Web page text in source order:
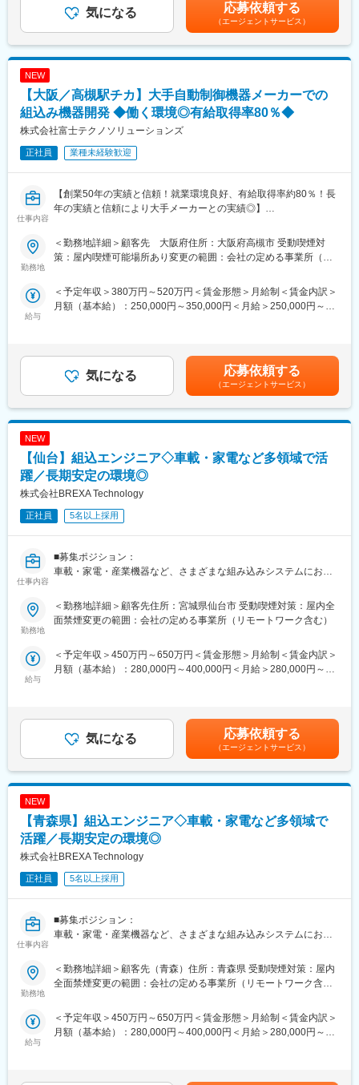
部分の開発をお任せします。
・遊技機の抽選・サウンド・ランプ・役物（可動体）の制御プロ
将来的には、同社のディレクターとして受託案件の企画からメン
バーマネジメントもお任せしたいと考えております。
同社では、大手メーカーからの受託を受け、アニメやゲーム版権
ようになった14年前に、
据え置き型ゲーム機器向けのソフトウェアおよび開発のノウハウ
以降、同社の開発力は業界で評価を受け、現在は大手メーカーか
らの安定的にアニメやゲーム版権の遊技機開発を依頼を受けてい
変更の範囲：会社の定める業務
に応じて、成功報酬（インセンティブ）が支給されます。年間30
万～100万円程度 ※目安■条件面は年齢・経験・能力を考慮しご
提示させていただきます。賃金はあくまでも目安の金額であり、
選考を通じて上下する可能性があります。月給(月額)は固定手当を
気になる 応募依頼する
（エージェントサービス）
NEW
【大阪／高槻駅チカ】大手自動制御機器メーカーでの
組込み機器開発 ◆働く環境◎有給取得率80％◆
株式会社富士テクノソリューションズ
正社員 業種未経験歓迎
仕事内容
【創業50年の実績と信頼！就業環境良好、有給取得率約80％！長
年の実績と信頼により大手メーカーとの実績◎】
大手自動制御機器メーカーでの測定機器に接続するPCアプリケー
ション開発をお任せいたします。
■対象物：
FA（ファクトリー・オートメーション）用センサ、測定器、画像
既存機種ソースをベースとした、機能拡張対応、または新規機種
開発
バーコードやQRコードを生成するライブラリの保守、新規機能対
応
またはC言語による既存コードの理解ができる方には、
50代の現場リーダーの指導のもと、設計フェーズからご参画い
ただきます。
スキルに応じては、テスト工程からスタートしていただく場合
もございます。
C、C++、git
◎若手エンジニアも活躍中！第二新卒の方も歓迎です。
（1）フォロー体制
・就業開始後は、一人ひとりに営業担当および当社所属長が必ず
わせて面談のペースは調整しています。
（2）月報システムの導入
・月に一度、web上で健康状態や仕事の負荷状況、業務内容を申
請していただくシステムを導入しています。
ます。
（3）安心の評価制度
・当社は職能によるグレード制で、年間目標を設定し評価を行う
制度を取り入れています。
・自己評価の上に、就業先で実施するアンケートや担当者へのヒ
アリングと、当社所属長の判断、また査定会議で評価が決定しま
す。
・評価基準やプロセスが明確で、がんばりがきちんと評価されま
■企業概要：
・当社は(株)富士テクノホールディングス（東証TOKYO Pro
業会社です。
・1976年創業以来培ってきた技術力で、大手製造メーカ（産業機
勤務地
＜勤務地詳細＞顧客先 大阪府住所：大阪府高槻市 受動喫煙対
策：屋内喫煙可能場所あり変更の範囲：会社の定める事業所（リ
給与
＜予定年収＞380万円～520万円＜賃金形態＞月給制＜賃金内訳＞
月額（基本給）：250,000円～350,000円＜月給＞250,000円～
までも目安の金額であり、選考を通じて上下する可能性がありま
す。月給(月額)は固定手当を含めた表記です。
気になる 応募依頼する
（エージェントサービス）
NEW
【仙台】組込エンジニア◇車載・家電など多領域で活
躍／長期安定の環境◎
株式会社BREXA Technology
正社員 5名以上採用
仕事内容
■募集ポジション：
車載・家電・産業機器など、さまざまな組み込みシステムにおけ
ってきた経験を活かしながら、安定した環境で長期的に活躍いた
だけます。
◇仕様理解・調査
・機能・ロジックの整理
・UML／PlantUML を用いたモデル作成
◇検証・解析
・単体／結合テストの設計・実施
・軽微なコード修正（処理単位の補完など）
◇車載エアコン制御ソフトウェアの開発
◇次世代カーナビゲーションシステム制御ソフトウェアの開発
◇半導体製造装置の制御ソフトウェアの開発
■当社の魅力ポイント：
◇長期で安心して働ける環境
・長期案件が多く、安定した参画が可能
◇経験が活きる工程が中心
◇幅広い組み込み案件への参画機会
・車載・家電・産業機器・IoTなど多領域を担当
変更の範囲：会社の定める業務
勤務地
＜勤務地詳細＞顧客先住所：宮城県仙台市 受動喫煙対策：屋内全
面禁煙変更の範囲：会社の定める事業所（リモートワーク含む）
給与
＜予定年収＞450万円～650万円＜賃金形態＞月給制＜賃金内訳＞
月額（基本給）：280,000円～400,000円＜月給＞280,000円～
性があります。月給(月額)は固定手当を含めた表記です。
気になる 応募依頼する
（エージェントサービス）
NEW
【青森県】組込エンジニア◇車載・家電など多領域で
活躍／長期安定の環境◎
株式会社BREXA Technology
正社員 5名以上採用
仕事内容
■募集ポジション：
車載・家電・産業機器など、さまざまな組み込みシステムにおけ
ってきた経験を活かしながら、安定した環境で長期的に活躍いた
だけます。
◇仕様理解・調査
・機能・ロジックの整理
勤務地
＜勤務地詳細＞顧客先（青森）住所：青森県 受動喫煙対策：屋内
全面禁煙変更の範囲：会社の定める事業所（リモートワーク含
給与
＜予定年収＞450万円～650万円＜賃金形態＞月給制＜賃金内訳＞
月額（基本給）：280,000円～400,000円＜月給＞280,000円～